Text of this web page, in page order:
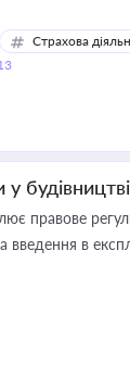
Страхова
будівництві
правове
введення в